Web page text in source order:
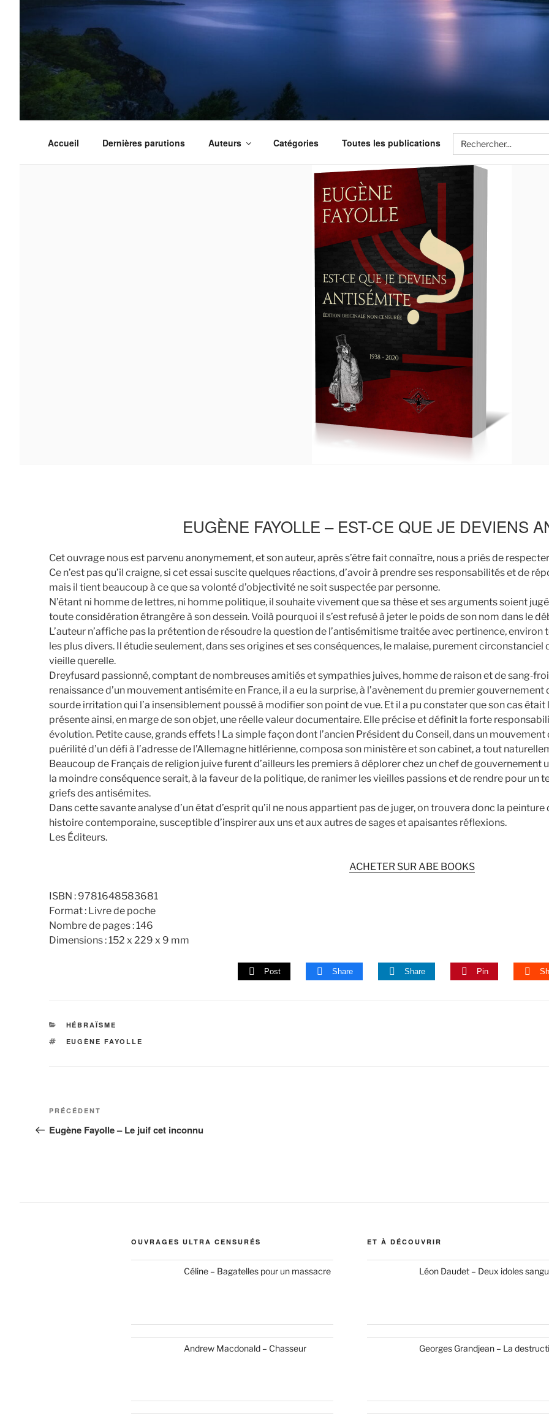
contenu
principal
Accueil Dernières parutions Auteurs Catégories Toutes les publications Search
for:
EUGÈNE FAYOLLE – EST-CE QUE JE DEVIENS
Cet ouvrage nous est parvenu anonymement, et son auteur, après s’être fait connaître, nous a priés de
Ce n’est pas qu’il craigne, si cet essai suscite quelques réactions, d’avoir à prendre ses responsabilités et de
mais il tient beaucoup à ce que sa volonté d’objectivité ne soit suspectée par personne.
N’étant ni homme de lettres, ni homme politique, il souhaite vivement que sa thèse et ses arguments soient
toute considération étrangère à son dessein. Voilà pourquoi il s’est refusé à jeter le poids de son nom dans le
L’auteur n’affiche pas la prétention de résoudre la question de l’antisémitisme traitée avec pertinence,
les plus divers. Il étudie seulement, dans ses origines et ses conséquences, le malaise, purement circonstanciel
vieille querelle.
Dreyfusard passionné, comptant de nombreuses amitiés et sympathies juives, homme de raison et de
renaissance d’un mouvement antisémite en France, il a eu la surprise, à l’avènement du premier
sourde irritation qui l’a insensiblement poussé à modifier son point de vue. Et il a pu constater que son cas
présente ainsi, en marge de son objet, une réelle valeur documentaire. Elle précise et définit la forte
évolution. Petite cause, grands effets ! La simple façon dont l’ancien Président du Conseil, dans un
puérilité d’un défi à l’adresse de l’Allemagne hitlérienne, composa son ministère et son cabinet, a tout
Beaucoup de Français de religion juive furent d’ailleurs les premiers à déplorer chez un chef de
la moindre conséquence serait, à la faveur de la politique, de ranimer les vieilles passions et de rendre pour un
griefs des antisémites.
Dans cette savante analyse d’un état d’esprit qu’il ne nous appartient pas de juger, on trouvera donc la
histoire contemporaine, susceptible d’inspirer aux uns et aux autres de sages et apaisantes réflexions.
Les Éditeurs.
ACHETER SUR ABE BOOKS
ISBN : 9781648583681
Format : Livre de poche
Nombre de pages : 146
Dimensions : 152 x 229 x 9 mm
Post Share Share Pin
CATÉGORIES
HÉBRAÏSME
ÉTIQUETTES
EUGÈNE FAYOLLE
Navigation
de
Article
précédent
PRÉCÉDENT
Eugène Fayolle – Le juif cet inconnu
OUVRAGES ULTRA CENSURÉS
Céline – Bagatelles pour un massacre
Andrew Macdonald – Chasseur
ET À DÉCOUVRIR
Léon Daudet – Deux idoles
Georges Grandjean – La